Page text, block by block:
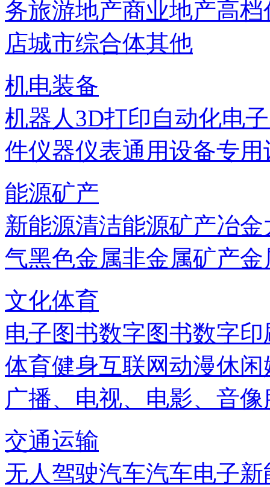
务旅游地产商业地产高档
店城市综合体其他
机电装备
机器人3D打印自动化电
件仪器仪表通用设备专用
能源矿产
新能源清洁能源矿产冶金
气黑色金属非金属矿产金
文化体育
电子图书数字图书数字印
体育健身互联网动漫休闲
广播、电视、电影、音像
交通运输
无人驾驶汽车汽车电子新